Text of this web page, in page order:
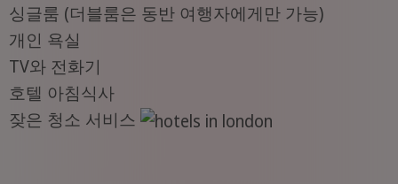
싱글룸 (더블룸은 동반 여행자에게만 가능)
개인 욕실
TV와 전화기
호텔 아침식사
잦은 청소 서비스